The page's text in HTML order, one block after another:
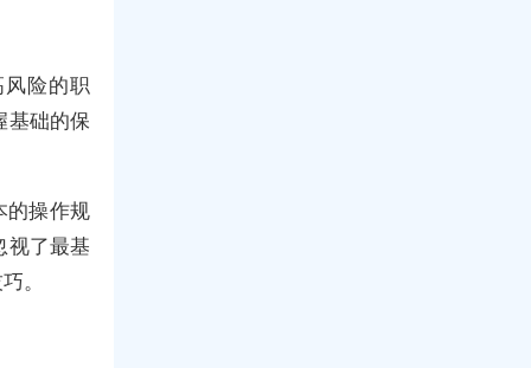
险的职
基础的保
的操作规
视了最基
。